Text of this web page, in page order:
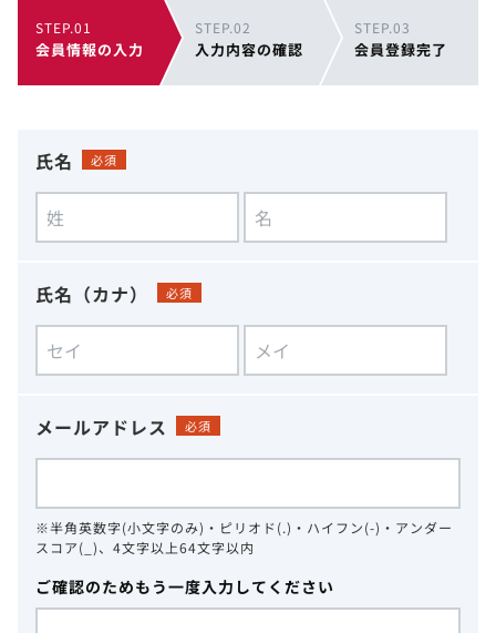
STEP.01
会員情報の入力
STEP.02
入力内容の確認
STEP.03
会員登録完了
氏名 必須
氏名（カナ） 必須
メールアドレス 必須
※半角英数字(小文字のみ)・ピリオド(.)・ハイフン(-)・アンダー
スコア(_)、4文字以上64文字以内
ご確認のためもう一度入力してください